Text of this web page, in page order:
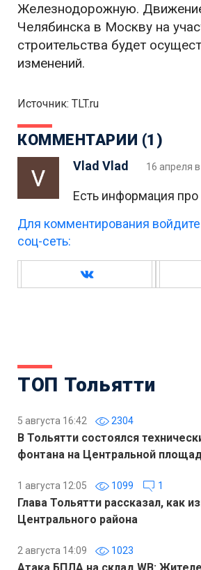
Железнодорожную.
Челябинска в Москву на
строительства будет
изменений.
Источник: TLT.ru
КОММЕНТАРИИ (1)
Vlad Vlad 16 апреля
Есть информация
Для комментирования
соц-сеть:
ТОП Тольятти
5 августа 16:42 2304
В Тольятти состоялся
фонтана на Центральной
1 августа 12:05 1099 1
Глава Тольятти рассказал, как
Центрального района
2 августа 14:09 1023